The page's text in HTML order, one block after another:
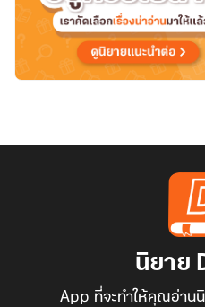
นิยาย
App ที่จะทำให้คุณอ่าน